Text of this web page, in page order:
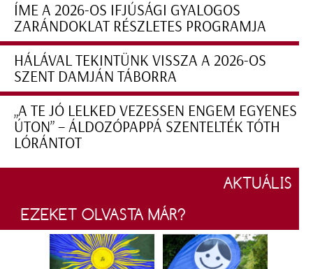
ÍME A 2026-OS IFJÚSÁGI GYALOGOS
ZARÁNDOKLAT RÉSZLETES PROGRAMJA
HÁLÁVAL TEKINTÜNK VISSZA A 2026-OS
SZENT DAMJÁN TÁBORRA
„A TE JÓ LELKED VEZESSEN ENGEM EGYENES
ÚTON” – ÁLDOZÓPAPPÁ SZENTELTÉK TÓTH
LÓRÁNTOT
AKTUÁLIS
EZEKET OLVASTA MÁR?